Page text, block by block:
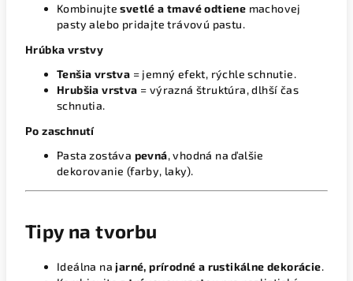
Kombinujtesvetlé a tmavé odtiene machovej
pasty alebo pridajte trávovú pastu.
Hrúbka vrstvy
Tenšia vrstva = jemný efekt, rýchle schnutie.
Hrubšia vrstva = výrazná štruktúra, dlhší čas
schnutia.
Po zaschnutí
Pasta zostáva pevná, vhodná na ďalšie
dekorovanie (farby, laky).
Tipy na tvorbu
Ideálna na jarné, prírodné a rustikálne dekorácie.